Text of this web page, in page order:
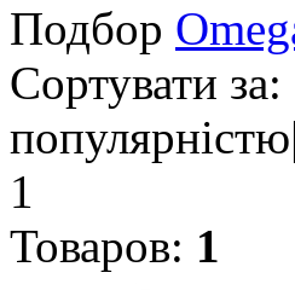
Подбор
Сортувати за:
популярністю|
1
Товаров: 1